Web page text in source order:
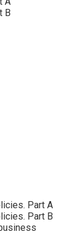
B
Part A
Part B